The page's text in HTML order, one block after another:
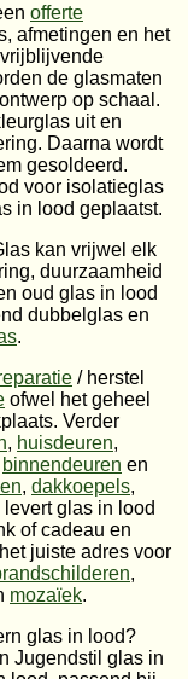
offerte
afmetingen en het
de glasmaten
op schaal.
uit en
Daarna wordt
gesoldeerd.
voor isolatieglas
in lood geplaatst.
kan vrijwel elk
duurzaamheid
oud glas in lood
dubbelglas en
.
/ herstel
ofwel het geheel
Verder
, huisdeuren,
binnendeuren en
, dakkoepels,
glas in lood
of cadeau en
juiste adres voor
,
mozaïek.
glas in lood?
Jugendstil glas in